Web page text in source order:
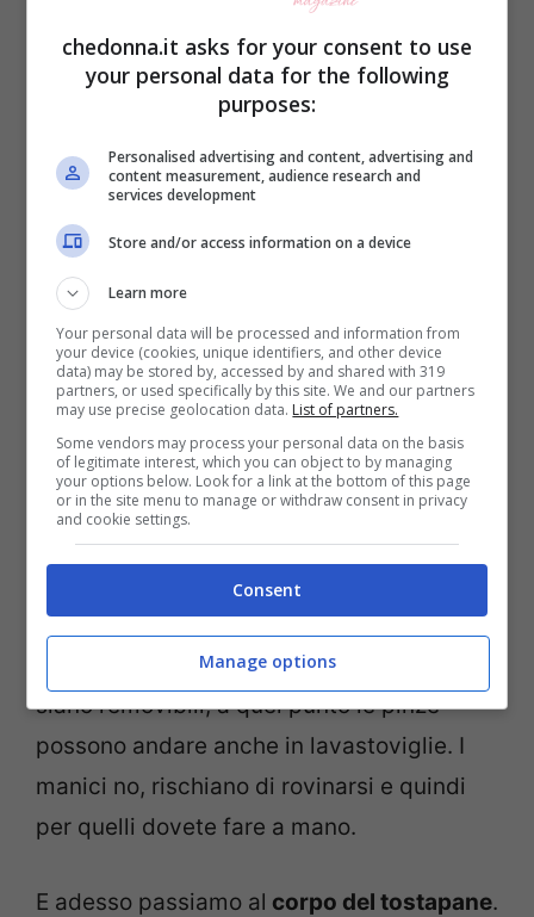
Ma come possiamo fare nel caso il
tostapane sia sporco, soprattutto di
formaggio? Vediamo come effettuare una
perfetta pulizia della piastra
dell’apparecchio. Intanto ricordatevi
sempre di staccarlo dalla corrente e
Solo a quel punto potete estrarre le pinze
che tengono itoast. Normalmente per
lavare le pinze del tostapane potete
utilizzare il classico detersivo per piatti.
Nel caso poi i manici di plastica delle pinze
siano removibili, a quel punto le pinze
possono andare anche in lavastoviglie. I
manici no, rischiano di rovinarsi e quindi
per quelli dovete fare a mano.
E adesso passiamo al corpo del tostapane.
chedonna.it asks for your consent to use
your personal data for the following
purposes:
Personalised advertising and content, advertising and
content measurement, audience research and
services development
Store and/or access information on a device
Learn more
Your personal data will be processed and information from
your device (cookies, unique identifiers, and other device
data) may be stored by, accessed by and shared with 319
partners, or used specifically by this site. We and our partners
may use precise geolocation data. List of partners.
Some vendors may process your personal data on the basis
of legitimate interest, which you can object to by managing
your options below. Look for a link at the bottom of this page
or in the site menu to manage or withdraw consent in privacy
and cookie settings.
Consent
Manage options